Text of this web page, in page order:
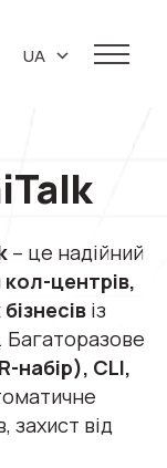
UA
RU
– це надійний
кол-центрів,
із
Багаторазове
набір), CLI,
захист від